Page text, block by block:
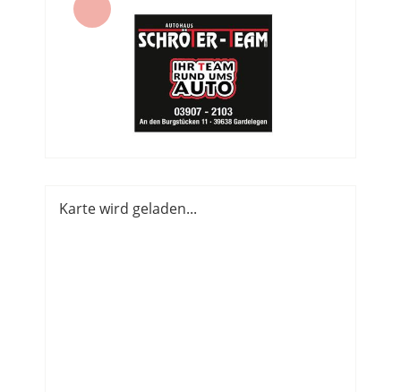
Karte wird geladen...